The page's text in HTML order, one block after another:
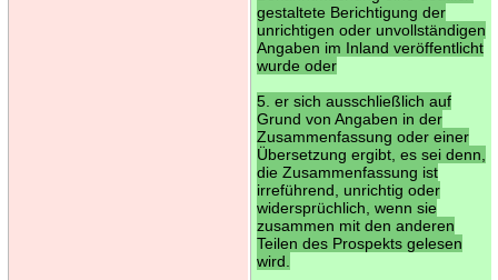
gestaltete Berichtigung der
unrichtigen oder unvollständigen
Angaben im Inland veröffentlicht
wurde oder
5. er sich ausschließlich auf
Grund von Angaben in der
Zusammenfassung oder einer
Übersetzung ergibt, es sei denn,
die Zusammenfassung ist
irreführend, unrichtig oder
widersprüchlich, wenn sie
zusammen mit den anderen
Teilen des Prospekts gelesen
wird.